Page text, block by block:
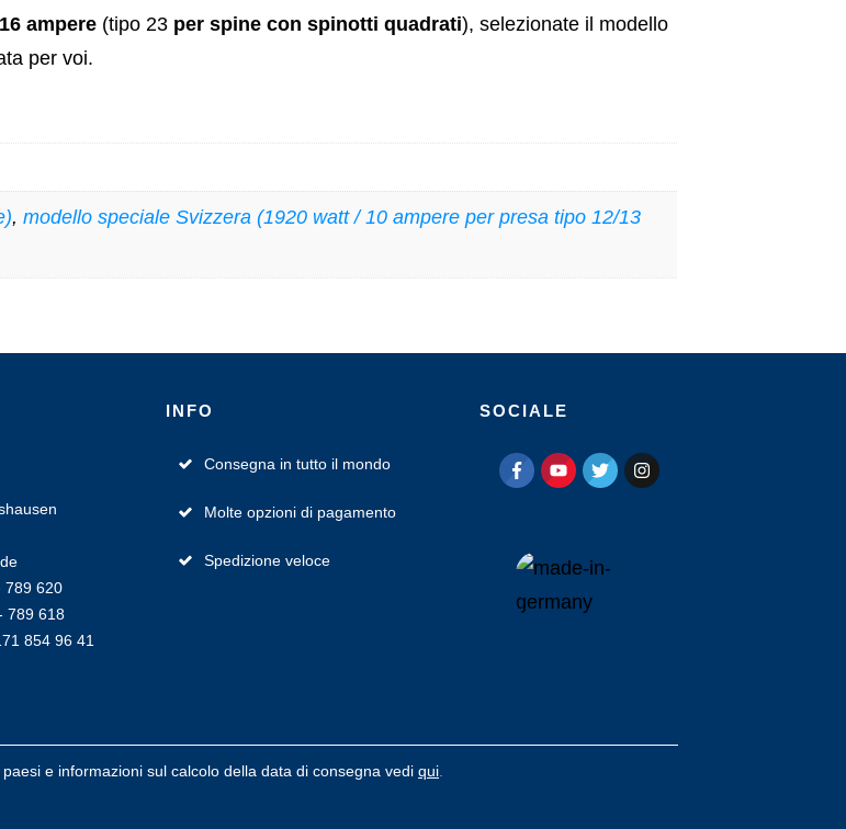
ampere (tipo 23 per spine con spinotti quadrati), selezionate il modello
per voi.
, modello speciale Svizzera (1920 watt / 10 ampere per presa tipo 12/13
789 620
789 618
854 96 41
INFO
Consegna in tutto il mondo
Molte opzioni di pagamento
Spedizione veloce
SOCIALE
e informazioni sul calcolo della data di consegna vedi qui